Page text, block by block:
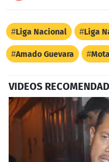
Liga Nacional Liga
Amado Guevara
VIDEOS